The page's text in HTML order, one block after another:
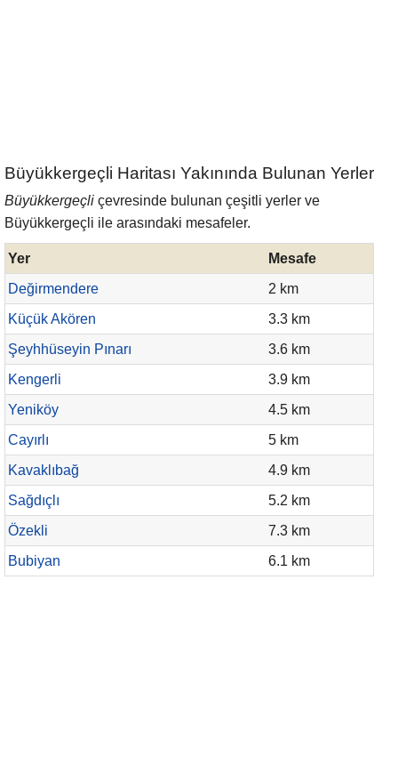
Büyükkergeçli Haritası Yakınında Bulunan Yerler
Büyükkergeçli çevresinde bulunan çeşitli yerler ve
Büyükkergeçli ile arasındaki mesafeler.
Yer
Mesafe
Değirmendere
2 km
Küçük Akören
3.3 km
Şeyhhüseyin Pınarı
3.6 km
Kengerli
3.9 km
Yeniköy
4.5 km
Cayırlı
5 km
Kavaklıbağ
4.9 km
Sağdıçlı
5.2 km
Özekli
7.3 km
Bubiyan
6.1 km